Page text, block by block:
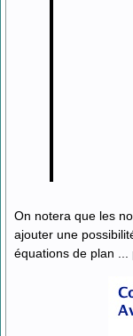
On notera que les
ajouter une
équations de plan ...